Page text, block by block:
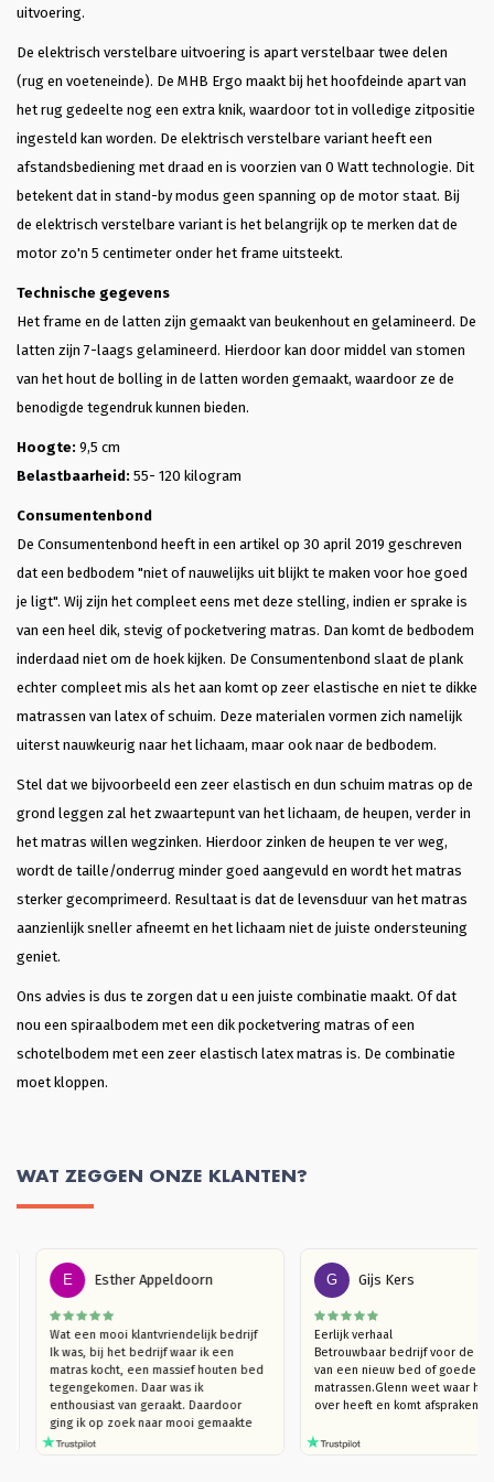
uitvoering.
De elektrisch verstelbare uitvoering is apart verstelbaar twee delen
(rug en voeteneinde). De MHB Ergo maakt bij het hoofdeinde apart van
het rug gedeelte nog een extra knik, waardoor tot in volledige zitpositie
ingesteld kan worden. De elektrisch verstelbare variant heeft een
afstandsbediening met draad en is voorzien van 0 Watt technologie. Dit
betekent dat in stand-by modus geen spanning op de motor staat. Bij
de elektrisch verstelbare variant is het belangrijk op te merken dat de
motor zo'n 5 centimeter onder het frame uitsteekt.
Technische gegevens
Het frame en de latten zijn gemaakt van beukenhout en gelamineerd. De
latten zijn 7-laags gelamineerd. Hierdoor kan door middel van stomen
van het hout de bolling in de latten worden gemaakt, waardoor ze de
benodigde tegendruk kunnen bieden.
Hoogte: 9,5 cm
Belastbaarheid: 55- 120 kilogram
Consumentenbond
De Consumentenbond heeft in een artikel op 30 april 2019 geschreven
dat een bedbodem "niet of nauwelijks uit blijkt te maken voor hoe goed
je ligt". Wij zijn het compleet eens met deze stelling, indien er sprake is
van een heel dik, stevig of pocketvering matras. Dan komt de bedbodem
inderdaad niet om de hoek kijken. De Consumentenbond slaat de plank
echter compleet mis als het aan komt op zeer elastische en niet te dikke
matrassen van latex of schuim. Deze materialen vormen zich namelijk
uiterst nauwkeurig naar het lichaam, maar ook naar de bedbodem.
Stel dat we bijvoorbeeld een zeer elastisch en dun schuim matras op de
grond leggen zal het zwaartepunt van het lichaam, de heupen, verder in
het matras willen wegzinken. Hierdoor zinken de heupen te ver weg,
wordt de taille/onderrug minder goed aangevuld en wordt het matras
sterker gecomprimeerd. Resultaat is dat de levensduur van het matras
aanzienlijk sneller afneemt en het lichaam niet de juiste ondersteuning
geniet.
Ons advies is dus te zorgen dat u een juiste combinatie maakt. Of dat
nou een spiraalbodem met een dik pocketvering matras of een
schotelbodem met een zeer elastisch latex matras is. De combinatie
moet kloppen.
WAT ZEGGEN ONZE KLANTEN?
E Esther Appeldoorn
Wat een mooi klantvriendelijk bedrijf
Ik was, bij het bedrijf waar ik een
matras kocht, een massief houten bed
tegengekomen. Daar was ik
enthousiast van geraakt. Daardoor
ging ik op zoek naar mooi gemaakte
houten bedden (die niet kraken). Ik
G Gijs Kers
Eerlijk verhaal
Betrouwbaar bedrijf voor
van een nieuw bed of
matrassen.Glenn weet
over heeft en komt